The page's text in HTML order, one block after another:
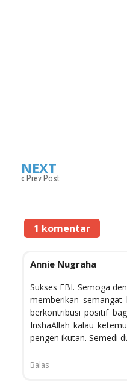
NEXT
« Prev Post
1 komentar
Annie Nugraha
Sukses FBI. Semoga
memberikan
berkontribusi positif
InshaAllah kalau
pengen ikutan. Semedi
Balas